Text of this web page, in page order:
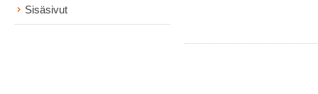
Sisäsivut